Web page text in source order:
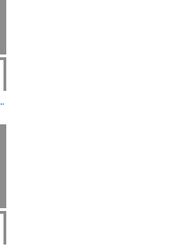
Toscane - 14cm